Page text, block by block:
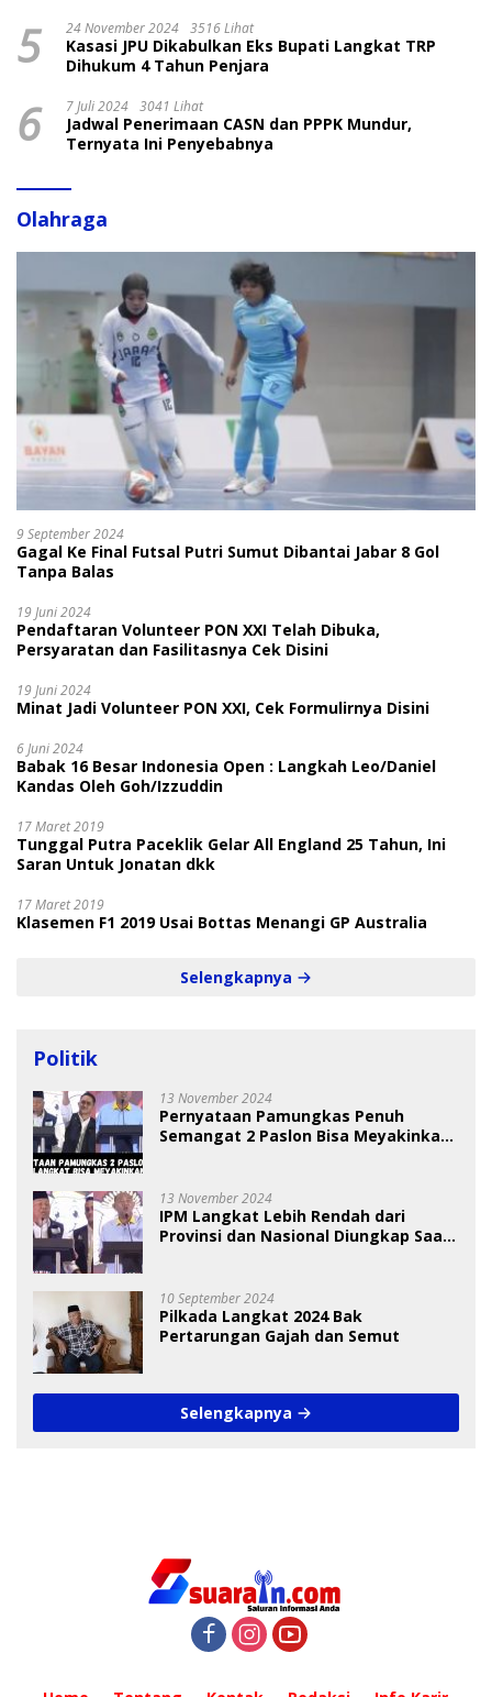
5 24 November 2024 3516 Lihat
Kasasi JPU Dikabulkan Eks Bupati Langkat TRP
Dihukum 4 Tahun Penjara
6 7 Juli 2024 3041 Lihat
Jadwal Penerimaan CASN dan PPPK Mundur,
Ternyata Ini Penyebabnya
Olahraga
9 September 2024
Gagal Ke Final Futsal Putri Sumut Dibantai Jabar 8 Gol
Tanpa Balas
19 Juni 2024
Pendaftaran Volunteer PON XXI Telah Dibuka,
Persyaratan dan Fasilitasnya Cek Disini
19 Juni 2024
Minat Jadi Volunteer PON XXI, Cek Formulirnya Disini
6 Juni 2024
Babak 16 Besar Indonesia Open : Langkah Leo/Daniel
Kandas Oleh Goh/Izzuddin
17 Maret 2019
Tunggal Putra Paceklik Gelar All England 25 Tahun, Ini
Saran Untuk Jonatan dkk
17 Maret 2019
Klasemen F1 2019 Usai Bottas Menangi GP Australia
Selengkapnya
Politik
13 November 2024
Pernyataan Pamungkas Penuh
Semangat 2 Paslon Bisa Meyakinkan
13 November 2024
IPM Langkat Lebih Rendah dari
Provinsi dan Nasional Diungkap Saat
10 September 2024
Pilkada Langkat 2024 Bak
Pertarungan Gajah dan Semut
Selengkapnya